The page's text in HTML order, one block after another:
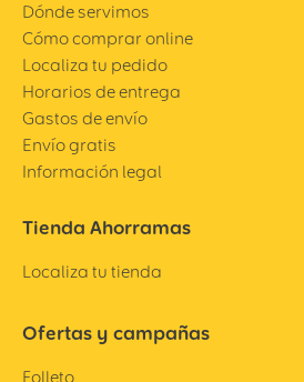
Dónde servimos
Cómo comprar online
Localiza tu pedido
Horarios de entrega
Gastos de envío
Envío gratis
Información legal
Tienda Ahorramas
Localiza tu tienda
Ofertas y campañas
Folleto